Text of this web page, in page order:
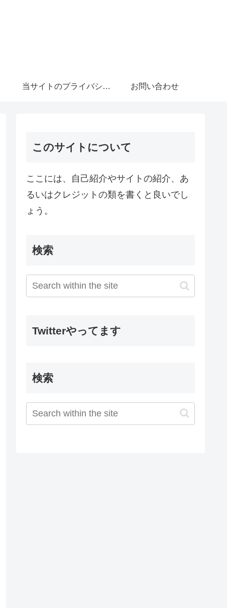
当サイトのプライバシーポリシーについて お問い合わせ
このサイトについて
ここには、自己紹介やサイトの紹介、あ
るいはクレジットの類を書くと良いでし
ょう。
検索
Twitterやってます
検索